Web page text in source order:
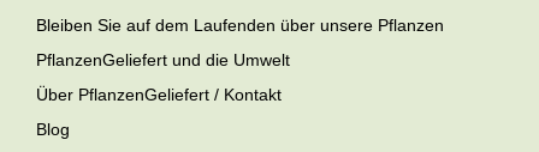
Bleiben Sie auf dem Laufenden über unsere Pflanzen
PflanzenGeliefert und die Umwelt
Über PflanzenGeliefert / Kontakt
Blog